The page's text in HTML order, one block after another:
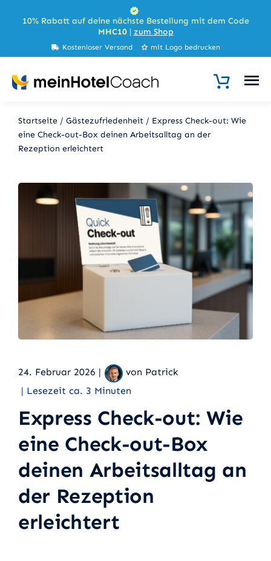
Inhalt10% Rabatt auf deine nächste Bestellung mit dem Code
MHC10| zum Shop
Kostenloser Versand mit Logo bedrucken
Startseite/ Gästezufriedenheit/ Express Check-out: Wie
eine Check-out-Box deinen Arbeitsalltag an der
Rezeption erleichtert
24. Februar 2026 |
von Patrick
| Lesezeit ca. 3 Minuten
Express Check-out: Wie
eine Check-out-Box
deinen Arbeitsalltag an
der Rezeption
erleichtert